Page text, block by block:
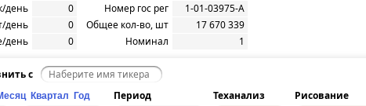
день
0
день
0
день
0
Номер гос рег
1-01-03975-A
Общее кол-во, шт
17 670 339
Номинал
1
с
Квартал Год Период Теханализ Рисование